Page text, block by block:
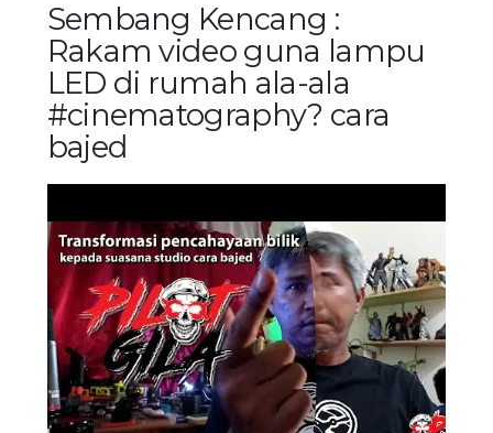
Sembang Kencang :
Rakam video guna lampu
LED di rumah ala-ala
#cinematography? cara
bajed